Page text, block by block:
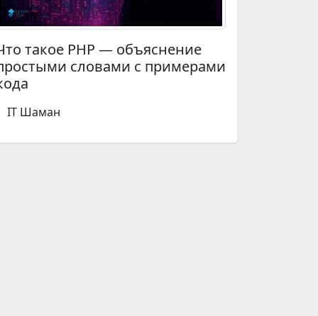
такое PHP — объяснение
словами с примерами
IT Шаман